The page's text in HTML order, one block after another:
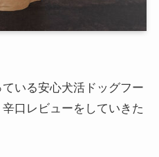
いる安心犬活ドッグフー
口レビューをしていきた